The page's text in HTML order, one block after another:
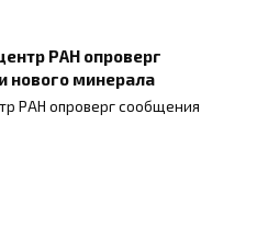
РАН опроверг
нового минерала
РАН опроверг сообщения